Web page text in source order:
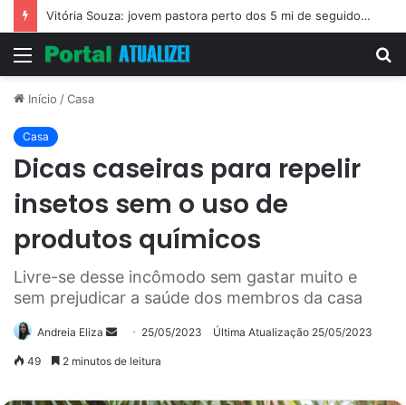
Vitória Souza: jovem pastora perto dos 5 mi de seguidores na web
Menu
Início /Casa
Casa
Dicas caseiras para repelir
insetos sem o uso de
produtos químicos
Livre-se desse incômodo sem gastar muito e
sem prejudicar a saúde dos membros da casa
Andreia Eliza
Mande25/05/2023 Última Atualização 25/05/2023
49 2 minutos de leitura